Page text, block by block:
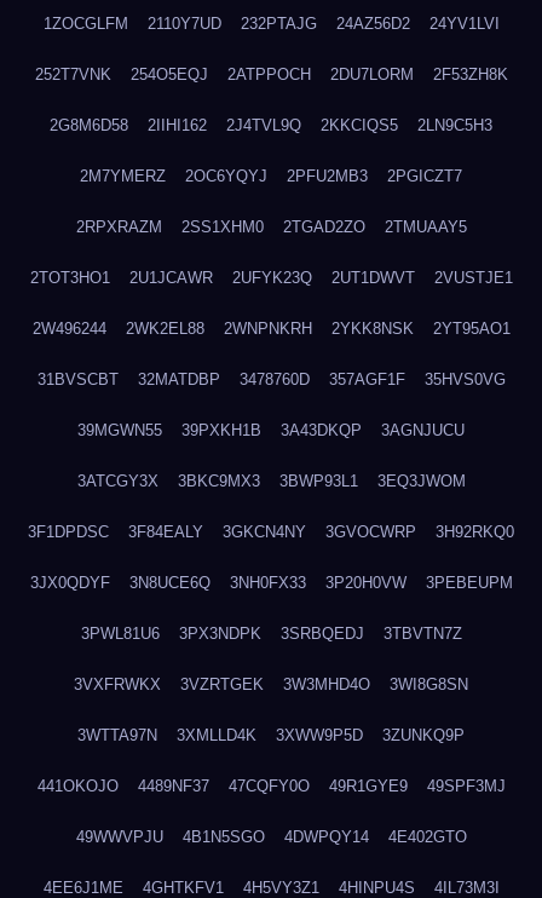
1ZOCGLFM 2110Y7UD 232PTAJG 24AZ56D2 24YV1LVI
252T7VNK 254O5EQJ 2ATPPOCH 2DU7LORM 2F53ZH8K
2G8M6D58 2IIHI162 2J4TVL9Q 2KKCIQS5 2LN9C5H3
2M7YMERZ 2OC6YQYJ 2PFU2MB3 2PGICZT7
2RPXRAZM 2SS1XHM0 2TGAD2ZO 2TMUAAY5
2TOT3HO1 2U1JCAWR 2UFYK23Q 2UT1DWVT 2VUSTJE1
2W496244 2WK2EL88 2WNPNKRH 2YKK8NSK 2YT95AO1
31BVSCBT 32MATDBP 3478760D 357AGF1F 35HVS0VG
39MGWN55 39PXKH1B 3A43DKQP 3AGNJUCU
3ATCGY3X 3BKC9MX3 3BWP93L1 3EQ3JWOM
3F1DPDSC 3F84EALY 3GKCN4NY 3GVOCWRP 3H92RKQ0
3JX0QDYF 3N8UCE6Q 3NH0FX33 3P20H0VW 3PEBEUPM
3PWL81U6 3PX3NDPK 3SRBQEDJ 3TBVTN7Z
3VXFRWKX 3VZRTGEK 3W3MHD4O 3WI8G8SN
3WTTA97N 3XMLLD4K 3XWW9P5D 3ZUNKQ9P
441OKOJO 4489NF37 47CQFY0O 49R1GYE9 49SPF3MJ
49WWVPJU 4B1N5SGO 4DWPQY14 4E402GTO
4EE6J1ME 4GHTKFV1 4H5VY3Z1 4HINPU4S 4IL73M3I